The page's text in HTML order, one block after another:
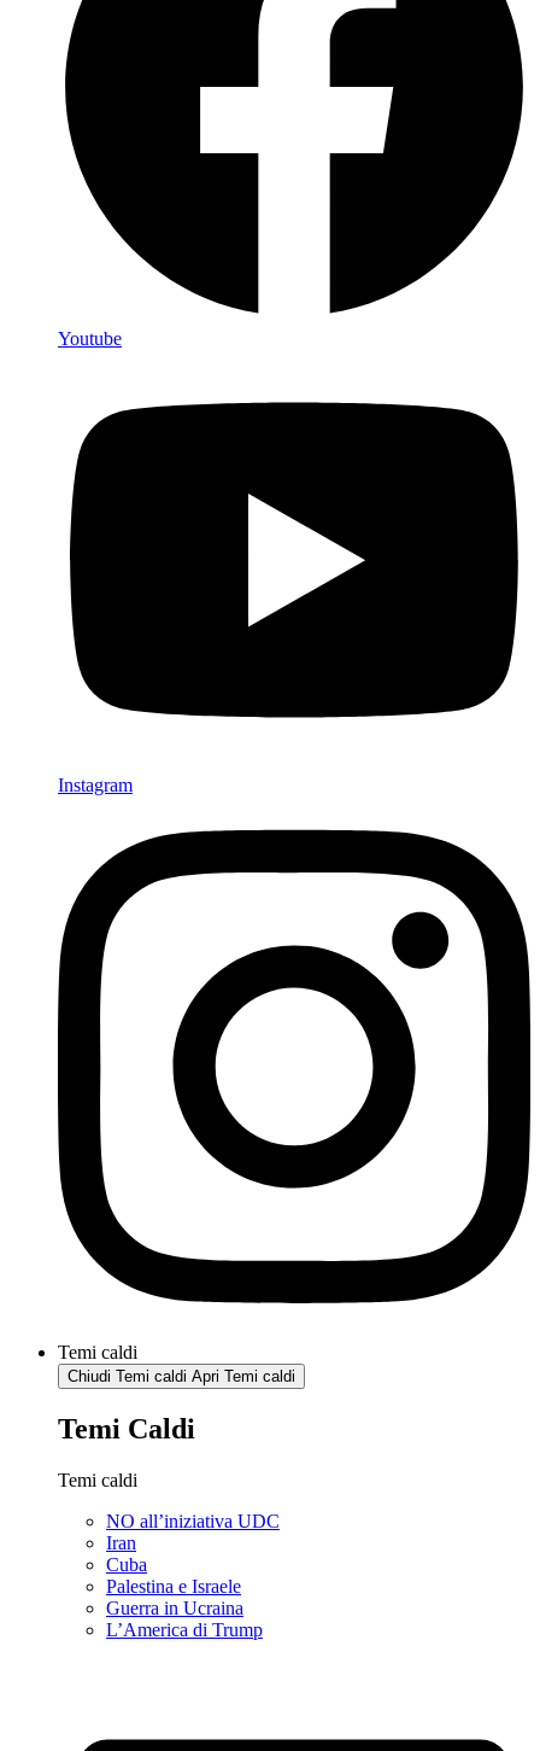
Youtube
Instagram
Temi caldi
Chiudi Temi caldi Apri Temi caldi
Temi Caldi
Temi caldi
NO all’iniziativa UDC
Iran
Cuba
Palestina e Israele
Guerra in Ucraina
L’America di Trump